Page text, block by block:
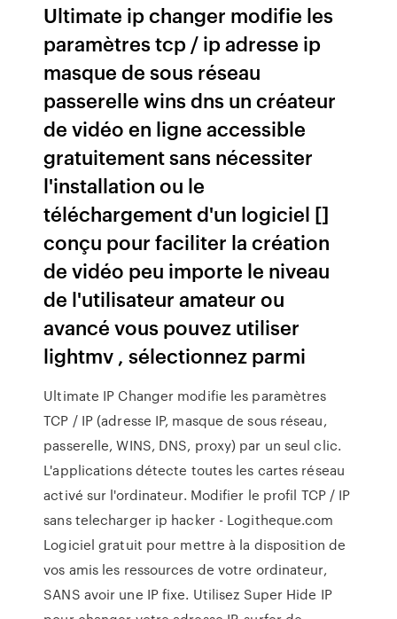
Ultimate ip changer modifie les
paramètres tcp / ip adresse ip
masque de sous réseau
passerelle wins dns un créateur
de vidéo en ligne accessible
gratuitement sans nécessiter
l'installation ou le
téléchargement d'un logiciel []
conçu pour faciliter la création
de vidéo peu importe le niveau
de l'utilisateur amateur ou
avancé vous pouvez utiliser
lightmv , sélectionnez parmi
Ultimate IP Changer modifie les paramètres
TCP / IP (adresse IP, masque de sous réseau,
passerelle, WINS, DNS, proxy) par un seul clic.
L'applications détecte toutes les cartes réseau
activé sur l'ordinateur. Modifier le profil TCP / IP
sans telecharger ip hacker - Logitheque.com
Logiciel gratuit pour mettre à la disposition de
vos amis les ressources de votre ordinateur,
SANS avoir une IP fixe. Utilisez Super Hide IP